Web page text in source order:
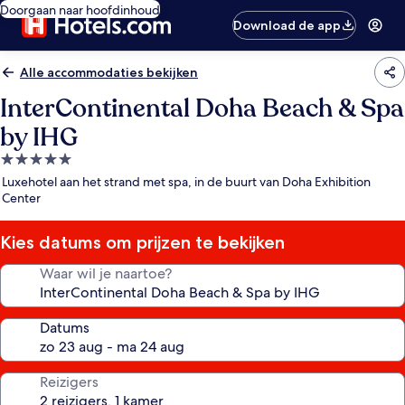
Doorgaan naar hoofdinhoud
Download de app
Alle accommodaties bekijken
InterContinental Doha Beach & Spa
by IHG
5.0-
sterrenaccommodatie
Luxehotel aan het strand met spa, in de buurt van Doha Exhibition
Center
Kies datums om prijzen te bekijken
Waar wil je naartoe?
Datums
Reizigers